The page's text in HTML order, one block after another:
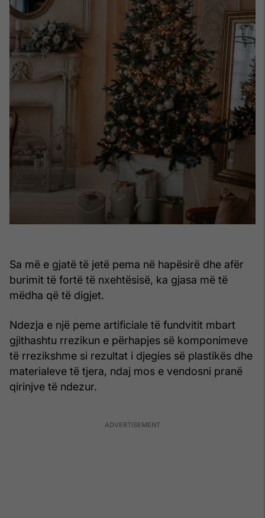
Sa më e gjatë të jetë pema në hapësirë dhe afër
burimit të fortë të nxehtësisë, ka gjasa më të
mëdha që të digjet.
Ndezja e një peme artificiale të fundvitit mbart
gjithashtu rrezikun e përhapjes së komponimeve
të rrezikshme si rezultat i djegies së plastikës dhe
materialeve të tjera, ndaj mos e vendosni pranë
qirinjve të ndezur.